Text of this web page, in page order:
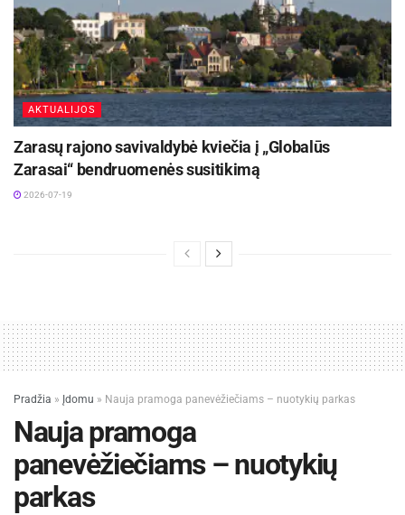
AKTUALIJOS
Zarasų rajono savivaldybė kviečia į „Globalūs
Zarasai“ bendruomenės susitikimą
2026-07-19
Pradžia » Įdomu » Nauja pramoga panevėžiečiams – nuotykių parkas
Nauja pramoga
panevėžiečiams – nuotykių
parkas